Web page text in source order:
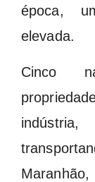
época,
elevada.
Cinco